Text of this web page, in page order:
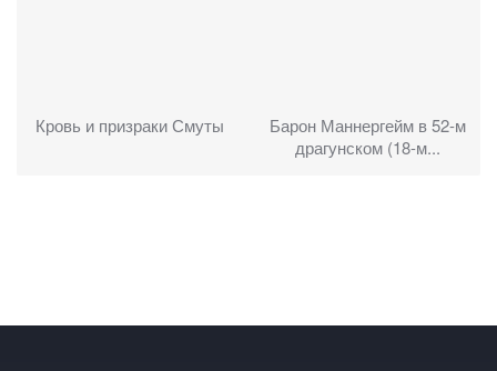
Кровь и призраки Смуты
Барон Маннергейм в 52-м
драгунском (18-м...